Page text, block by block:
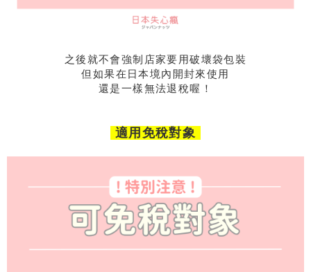
之後就不會強制店家要用破壞袋包裝
但如果在日本境內開封來使用
還是一樣無法退稅喔！
適用免稅對象